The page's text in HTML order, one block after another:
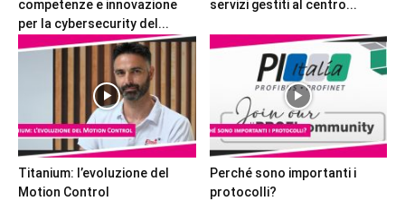
competenze e innovazione
per la cybersecurity del...
servizi gestiti al centro...
Titanium: l’evoluzione del
Motion Control
Perché sono importanti i
protocolli?